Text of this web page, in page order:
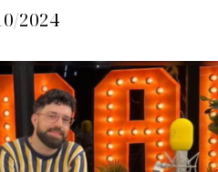
2024